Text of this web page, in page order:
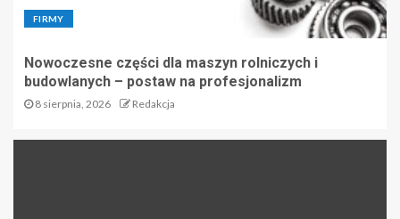
FIRMY
Nowoczesne części dla maszyn rolniczych i
budowlanych – postaw na profesjonalizm
8 sierpnia, 2026 Redakcja